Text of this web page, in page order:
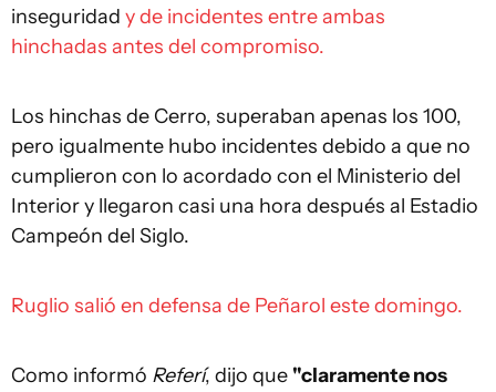
inseguridad y de incidentes entre ambas
hinchadas antes del compromiso.
Los hinchas de Cerro, superaban apenas los 100,
pero igualmente hubo incidentes debido a que no
cumplieron con lo acordado con el Ministerio del
Interior y llegaron casi una hora después al Estadio
Campeón del Siglo.
Ruglio salió en defensa de Peñarol este domingo.
Como informó Referí, dijo que "claramente nos